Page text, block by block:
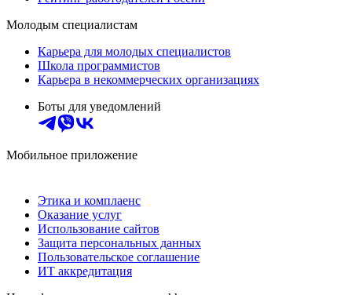
Молодым специалистам
Карьера для молодых специалистов
Школа программистов
Карьера в некоммерческих организациях
Боты для уведомлений
Мобильное приложение
Этика и комплаенс
Оказание услуг
Использование сайтов
Защита персональных данных
Пользовательское соглашение
ИТ аккредитация